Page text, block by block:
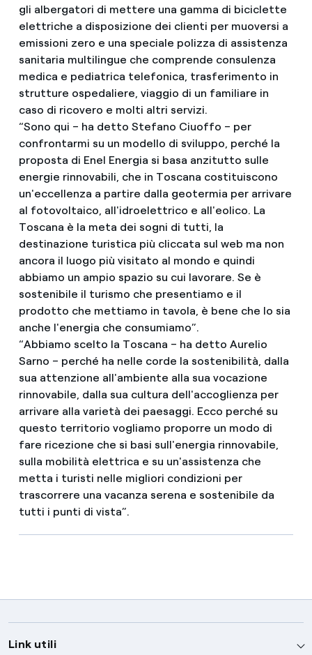
gli albergatori di mettere una gamma di biciclette
elettriche a disposizione dei clienti per muoversi a
emissioni zero e una speciale polizza di assistenza
sanitaria multilingue che comprende consulenza
medica e pediatrica telefonica, trasferimento in
strutture ospedaliere, viaggio di un familiare in
caso di ricovero e molti altri servizi.
“Sono qui – ha detto Stefano Ciuoffo – per
confrontarmi su un modello di sviluppo, perché la
proposta di Enel Energia si basa anzitutto sulle
energie rinnovabili, che in Toscana costituiscono
un'eccellenza a partire dalla geotermia per arrivare
al fotovoltaico, all'idroelettrico e all'eolico. La
Toscana è la meta dei sogni di tutti, la
destinazione turistica più cliccata sul web ma non
ancora il luogo più visitato al mondo e quindi
abbiamo un ampio spazio su cui lavorare. Se è
sostenibile il turismo che presentiamo e il
prodotto che mettiamo in tavola, è bene che lo sia
anche l'energia che consumiamo”.
“Abbiamo scelto la Toscana – ha detto Aurelio
Sarno – perché ha nelle corde la sostenibilità, dalla
sua attenzione all'ambiente alla sua vocazione
rinnovabile, dalla sua cultura dell'accoglienza per
arrivare alla varietà dei paesaggi. Ecco perché su
questo territorio vogliamo proporre un modo di
fare ricezione che si basi sull'energia rinnovabile,
sulla mobilità elettrica e su un'assistenza che
metta i turisti nelle migliori condizioni per
trascorrere una vacanza serena e sostenibile da
tutti i punti di vista”.
Link utili